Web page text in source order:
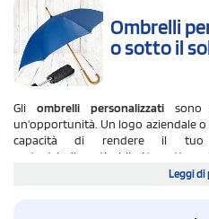
Ombrelli
o sotto il
Gli ombrelli personalizzati sono
un'opportunità. Un logo aziendale
capacità di rendere il tuo
gadget indimenticabile. L'aspetto
sua forza promozionale deriva dal
Leggi di